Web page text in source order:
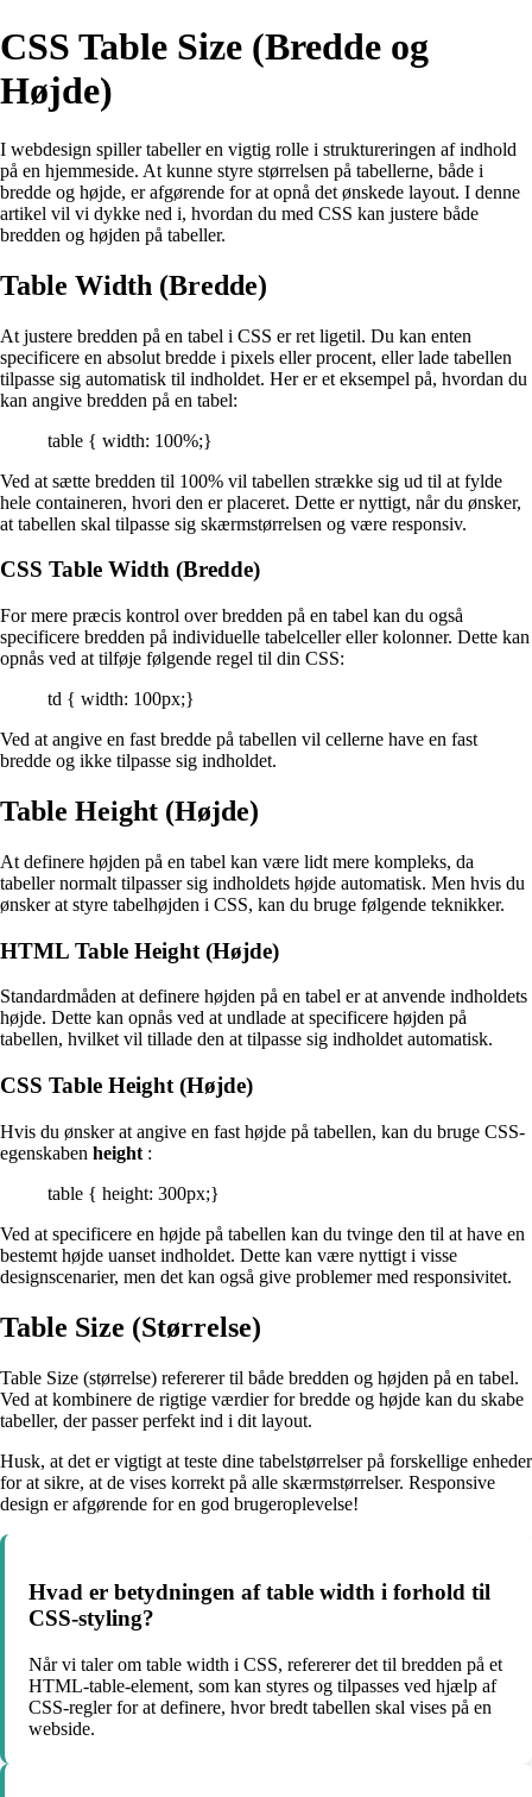
CSS Table Size (Bredde og
Højde)
I webdesign spiller tabeller en vigtig rolle i struktureringen af indhold
på en hjemmeside. At kunne styre størrelsen på tabellerne, både i
bredde og højde, er afgørende for at opnå det ønskede layout. I denne
artikel vil vi dykke ned i, hvordan du med CSS kan justere både
bredden og højden på tabeller.
Table Width (Bredde)
At justere bredden på en tabel i CSS er ret ligetil. Du kan enten
specificere en absolut bredde i pixels eller procent, eller lade tabellen
tilpasse sig automatisk til indholdet. Her er et eksempel på, hvordan du
kan angive bredden på en tabel:
table { width: 100%;}
Ved at sætte bredden til 100% vil tabellen strække sig ud til at fylde
hele containeren, hvori den er placeret. Dette er nyttigt, når du ønsker,
at tabellen skal tilpasse sig skærmstørrelsen og være responsiv.
CSS Table Width (Bredde)
For mere præcis kontrol over bredden på en tabel kan du også
specificere bredden på individuelle tabelceller eller kolonner. Dette kan
opnås ved at tilføje følgende regel til din CSS:
td { width: 100px;}
Ved at angive en fast bredde på tabellen vil cellerne have en fast
bredde og ikke tilpasse sig indholdet.
Table Height (Højde)
At definere højden på en tabel kan være lidt mere kompleks, da
tabeller normalt tilpasser sig indholdets højde automatisk. Men hvis du
ønsker at styre tabelhøjden i CSS, kan du bruge følgende teknikker.
HTML Table Height (Højde)
Standardmåden at definere højden på en tabel er at anvende indholdets
højde. Dette kan opnås ved at undlade at specificere højden på
tabellen, hvilket vil tillade den at tilpasse sig indholdet automatisk.
CSS Table Height (Højde)
Hvis du ønsker at angive en fast højde på tabellen, kan du bruge CSS-
egenskaben height :
table { height: 300px;}
Ved at specificere en højde på tabellen kan du tvinge den til at have en
bestemt højde uanset indholdet. Dette kan være nyttigt i visse
designscenarier, men det kan også give problemer med responsivitet.
Table Size (Størrelse)
Table Size (størrelse) refererer til både bredden og højden på en tabel.
Ved at kombinere de rigtige værdier for bredde og højde kan du skabe
tabeller, der passer perfekt ind i dit layout.
Husk, at det er vigtigt at teste dine tabelstørrelser på forskellige enheder
for at sikre, at de vises korrekt på alle skærmstørrelser. Responsive
design er afgørende for en god brugeroplevelse!
Hvad er betydningen af ​​table width i forhold til
CSS-styling?
Når vi taler om table width i CSS, refererer det til bredden på et
HTML-table-element, som kan styres og tilpasses ved hjælp af
CSS-regler for at definere, hvor bredt tabellen skal vises på en
webside.